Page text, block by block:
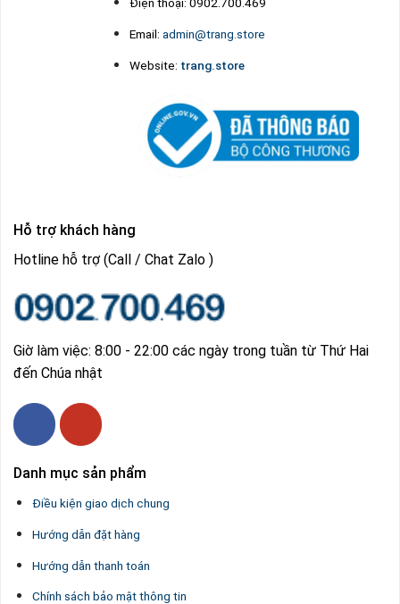
Điện thoại: 0902.700.469
Email:admin@trang.store
Website: trang.store
Hỗ trợ khách hàng
Hotline hỗ trợ (Call / Chat Zalo )
Giờ làm việc: 8:00 - 22:00 các ngày trong tuần từ Thứ Hai
đến Chúa nhật
Danh mục sản phẩm
Điều kiện giao dịch chung
Hướng dẫn đặt hàng
Hướng dẫn thanh toán
Chính sách bảo mật thông tin